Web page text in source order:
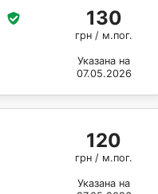
130
грн / м.пог.
Указана на
07.05.2026
120
грн / м.пог.
Указана на